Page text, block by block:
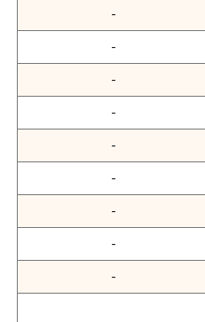
-
-
-
-
-
-
-
-
-